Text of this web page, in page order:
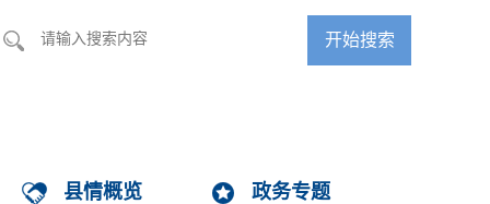
县情概览 政务专题